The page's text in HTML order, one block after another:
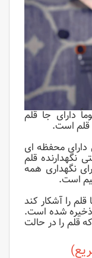
دارای جا قلم
محفظه ای
قلم
نگهداری همه
است.
را آشکار کند
ذخیره شده است.
قلم را در حالت